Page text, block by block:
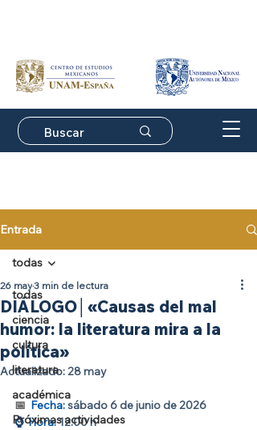
Entrada
todas
ciencia
cultura
literatura
académica
Próximas actividades
todas
DIÁLOGO│«Causas del mal
humor: la literatura mira a la
política»
26 may3 min de lectura
Actualizado:28 may
📅 Fecha: sábado 6 de junio de 2026
⌚️ Hora: 12:00 h